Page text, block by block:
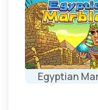
Egyptian